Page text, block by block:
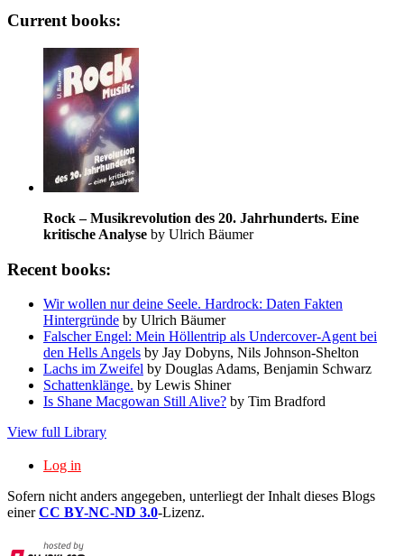
Current books:
Rock – Musikrevolution des 20. Jahrhunderts. Eine
kritische Analyse by Ulrich Bäumer
Recent books:
Wir wollen nur deine Seele. Hardrock: Daten Fakten
Hintergründe by Ulrich Bäumer
Falscher Engel: Mein Höllentrip als Undercover-Agent bei
den Hells Angels by Jay Dobyns, Nils Johnson-Shelton
Lachs im Zweifel by Douglas Adams, Benjamin Schwarz
Schattenklänge. by Lewis Shiner
Is Shane Macgowan Still Alive? by Tim Bradford
View full Library
Log in
Sofern nicht anders angegeben, unterliegt der Inhalt dieses Blogs
einerCC BY-NC-ND 3.0-Lizenz.